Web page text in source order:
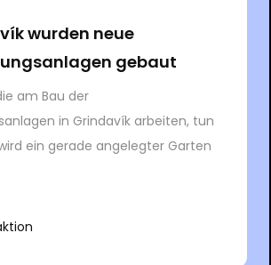
wurden neue
gebaut
am Bau der
in Grindavík arbeiten, tun
ein gerade angelegter Garten